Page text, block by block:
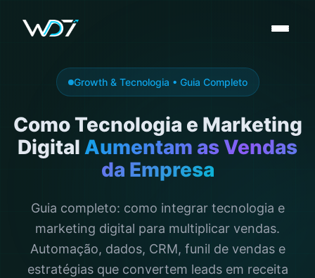
Growth & Tecnologia • Guia Completo
Como Tecnologia e Marketing
Digital Aumentam as Vendas
da Empresa
Guia completo: como integrar tecnologia e
marketing digital para multiplicar vendas.
Automação, dados, CRM, funil de vendas e
estratégias que convertem leads em receita